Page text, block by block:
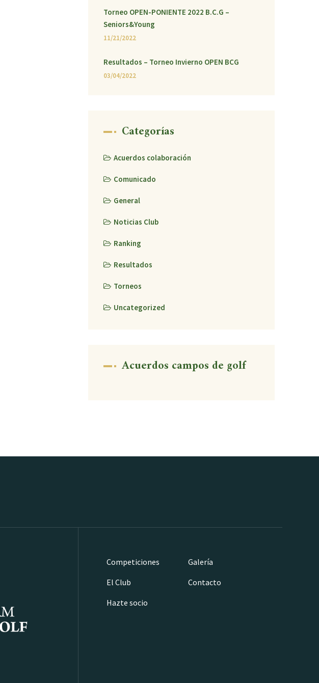
Torneo OPEN-PONIENTE 2022 B.C.G –
Seniors&Young
11/21/2022
Resultados – Torneo Invierno OPEN BCG
03/04/2022
Categorías
Acuerdos colaboración
Comunicado
General
Noticias Club
Ranking
Resultados
Torneos
Uncategorized
Acuerdos campos de golf
Competiciones
Galería
El Club
Contacto
Hazte socio